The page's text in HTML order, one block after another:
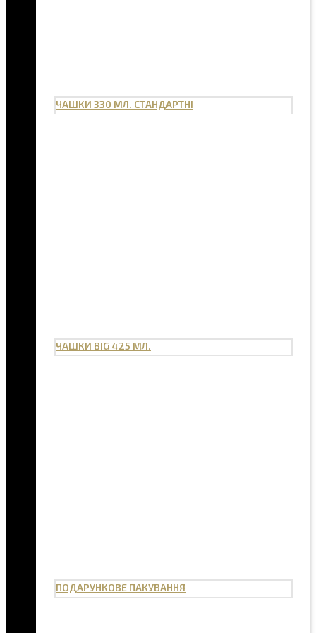
ЧАШКИ 330 МЛ. СТАНДАРТНІ
ЧАШКИ BIG 425 МЛ.
ПОДАРУНКОВЕ ПАКУВАННЯ